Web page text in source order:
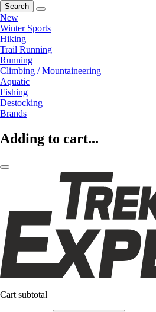
Search
New
Winter Sports
Hiking
Trail Running
Running
Climbing / Mountaineering
Aquatic
Fishing
Destocking
Brands
Adding to cart...
Cart subtotal